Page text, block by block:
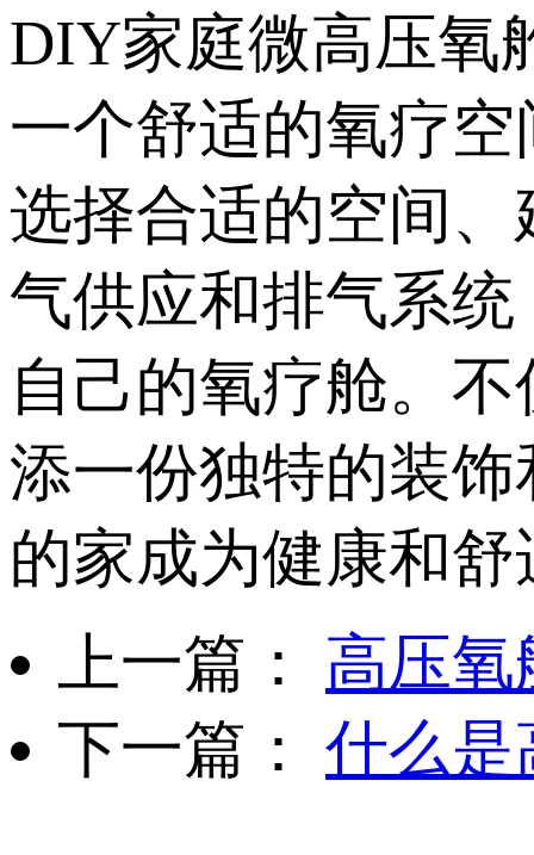
DIY家庭微高压氧
一个舒适的氧疗
选择合适的空间
气供应和排气系
自己的氧疗舱。
添一份独特的装
的家成为健康和
上一篇：
高压
下一篇： 什么是